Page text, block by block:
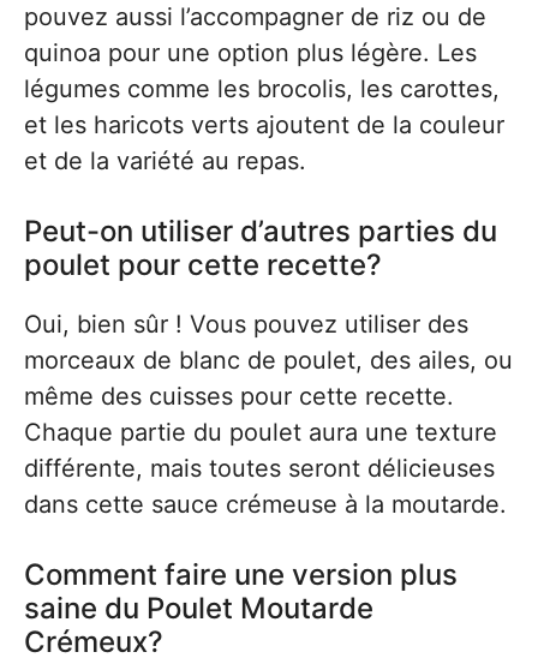
pouvez aussi l’accompagner de riz ou de
quinoa pour une option plus légère. Les
légumes comme les brocolis, les carottes,
et les haricots verts ajoutent de la couleur
et de la variété au repas.
Peut-on utiliser d’autres parties du
poulet pour cette recette?
Oui, bien sûr ! Vous pouvez utiliser des
morceaux de blanc de poulet, des ailes, ou
même des cuisses pour cette recette.
Chaque partie du poulet aura une texture
différente, mais toutes seront délicieuses
dans cette sauce crémeuse à la moutarde.
Comment faire une version plus
saine du Poulet Moutarde
Crémeux?